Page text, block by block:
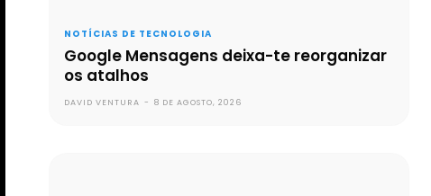
NOTÍCIAS DE TECNOLOGIA
Google Mensagens deixa-te reorganizar
os atalhos
DAVID VENTURA - 8 DE AGOSTO, 2026